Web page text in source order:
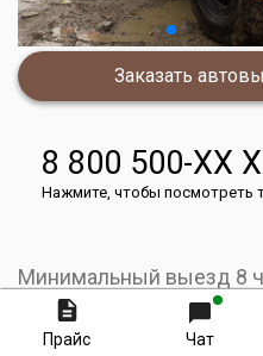
Заказать
8 800 500-XX
Нажмите, чтобы посмотреть
Минимальный выезд 8
30000
Прайс Чат